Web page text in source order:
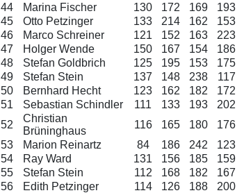
44
Marina Fischer 130 172 169 193
45
Otto Petzinger 133 214 162 153
46
Marco Schreiner 121 152 163 223
47
Holger Wende 150 167 154 186
48
Stefan Goldbrich 125 195 153 175
49
Stefan Stein 137 148 238 117
50
Bernhard Hecht 123 162 182 172
51
Sebastian Schindler 111 133 193 202
52
Christian
Brüninghaus
116 165 180 176
53
Marion Reinartz 84 186 242 123
54
Ray Ward 131 156 185 159
55
Stefan Stein 112 168 182 167
56
Edith Petzinger 114 126 188 200